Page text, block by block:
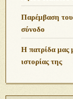
Παρέμβαση
σύνοδο
Η πατρίδα μας
ιστορίας της